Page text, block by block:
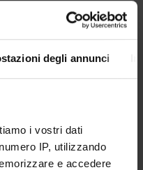
degli annunci
i vostri dati
IP, utilizzando
e accedere